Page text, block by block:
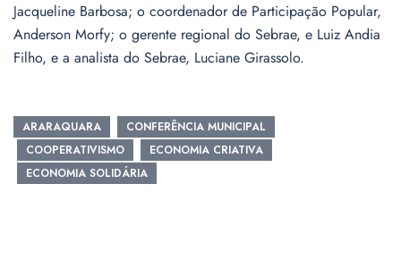
Jacqueline Barbosa; o coordenador de Participação Popular,
Anderson Morfy; o gerente regional do Sebrae, e Luiz Andia
Filho, e a analista do Sebrae, Luciane Girassolo.
ARARAQUARA
CONFERÊNCIA MUNICIPAL
COOPERATIVISMO
ECONOMIA CRIATIVA
ECONOMIA SOLIDÁRIA